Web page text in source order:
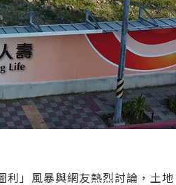
」風暴與網友熱烈討論，土